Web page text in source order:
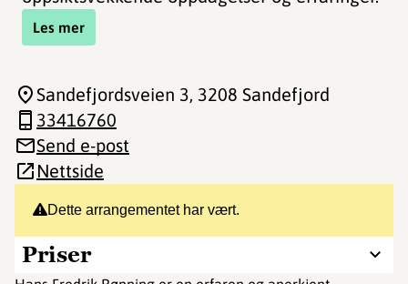
Les mer
Dette arrangementet har vært.
Priser
Sandefjordsveien 3, 3208 Sandefjord
33416760
Send e-post
Nettside